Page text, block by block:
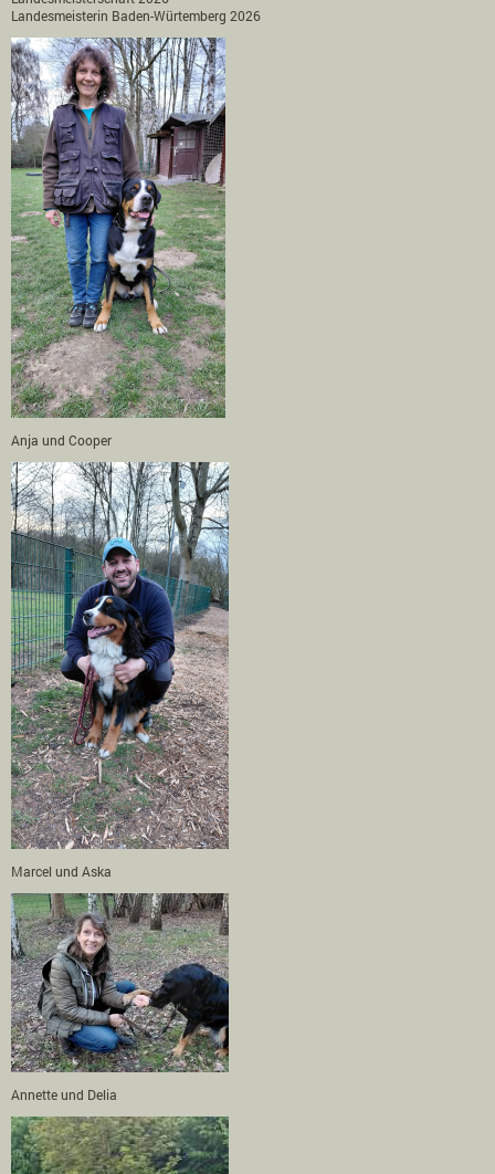
Landesmeisterin Baden-Würtemberg 2026
Anja und Cooper
Marcel und Aska
Annette und Delia